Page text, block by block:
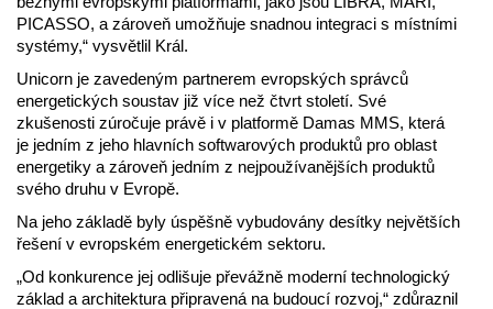
PICASSO, a zároveň umožňuje snadnou integraci s místními
systémy,“ vysvětlil Král.
Unicorn je zavedeným partnerem evropských správců
energetických soustav již více než čtvrt století. Své
zkušenosti zúročuje právě i v platformě Damas MMS, která
je jedním z jeho hlavních softwarových produktů pro oblast
energetiky a zároveň jedním z nejpoužívanějších produktů
svého druhu v Evropě.
Na jeho základě byly úspěšně vybudovány desítky největších
řešení v evropském energetickém sektoru.
„Od konkurence jej odlišuje převážně moderní technologický
základ a architektura připravená na budoucí rozvoj,“ zdůraznil